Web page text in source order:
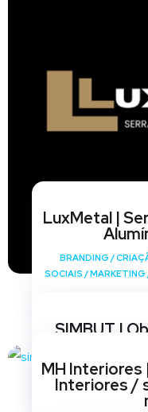
LuxMetal |
BRANDING /
SOCIAIS /MARKETING
SIMBUT |
SOCIAIS /MARKETING
MH Interiores
Interiores /